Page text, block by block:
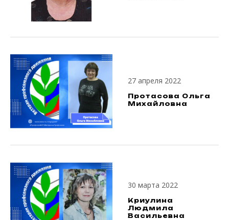
27 апреля 2022
Протасова Ольга
Михайловна
30 марта 2022
Криулина
Людмила
Васильевна